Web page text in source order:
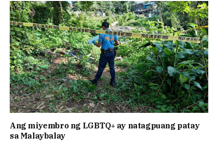
Ang miyembro ng LGBTQ+ ay natagpuang patay
sa Malaybalay